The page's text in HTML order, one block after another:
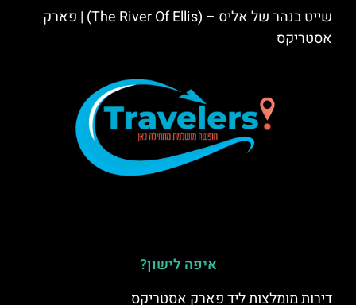
שייט בנהר של אליס – (The River Of Ellis) | פארק
אסטריקס
איפה לישון?
דירות מומלצות ליד פארק אסטריקס